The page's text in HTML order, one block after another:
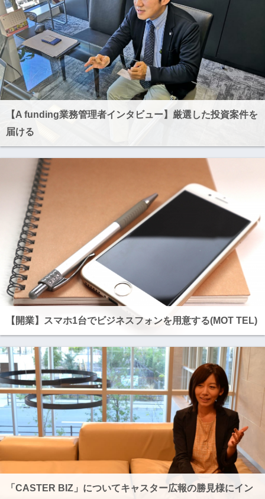
【A funding業務管理者インタビュー】厳選した投資案件を
届ける
【開業】スマホ1台でビジネスフォンを用意する(MOT TEL)
「CASTER BIZ」についてキャスター広報の勝見様にイン